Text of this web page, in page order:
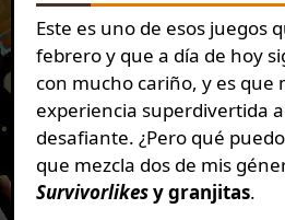
Este es uno de esos juegos
febrero y que a día de hoy
con mucho cariño, y es que
experiencia superdivertida
desafiante. ¿Pero qué
que mezcla dos de mis
Survivorlikesy granjitas.